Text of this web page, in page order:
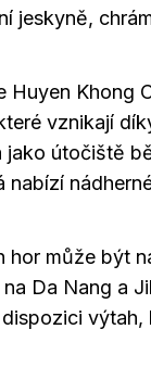
jeskyně,
Khong
vznikají
útočiště
může být
Da Nang a
výtah,